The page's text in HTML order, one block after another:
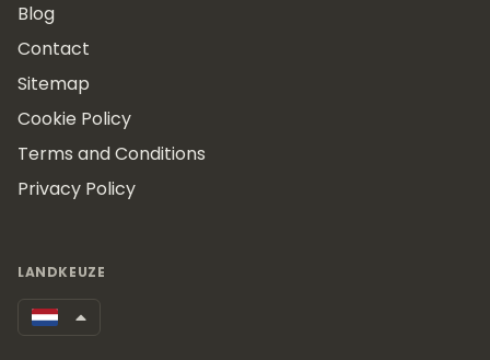
Blog
Contact
Sitemap
Cookie Policy
Terms and Conditions
Privacy Policy
LANDKEUZE